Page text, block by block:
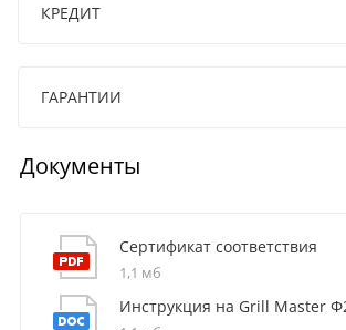
КРЕДИТ
ГАРАНТИИ
Документы
Сертификат соответствия
1,1 мб
Инструкция на Grill Master